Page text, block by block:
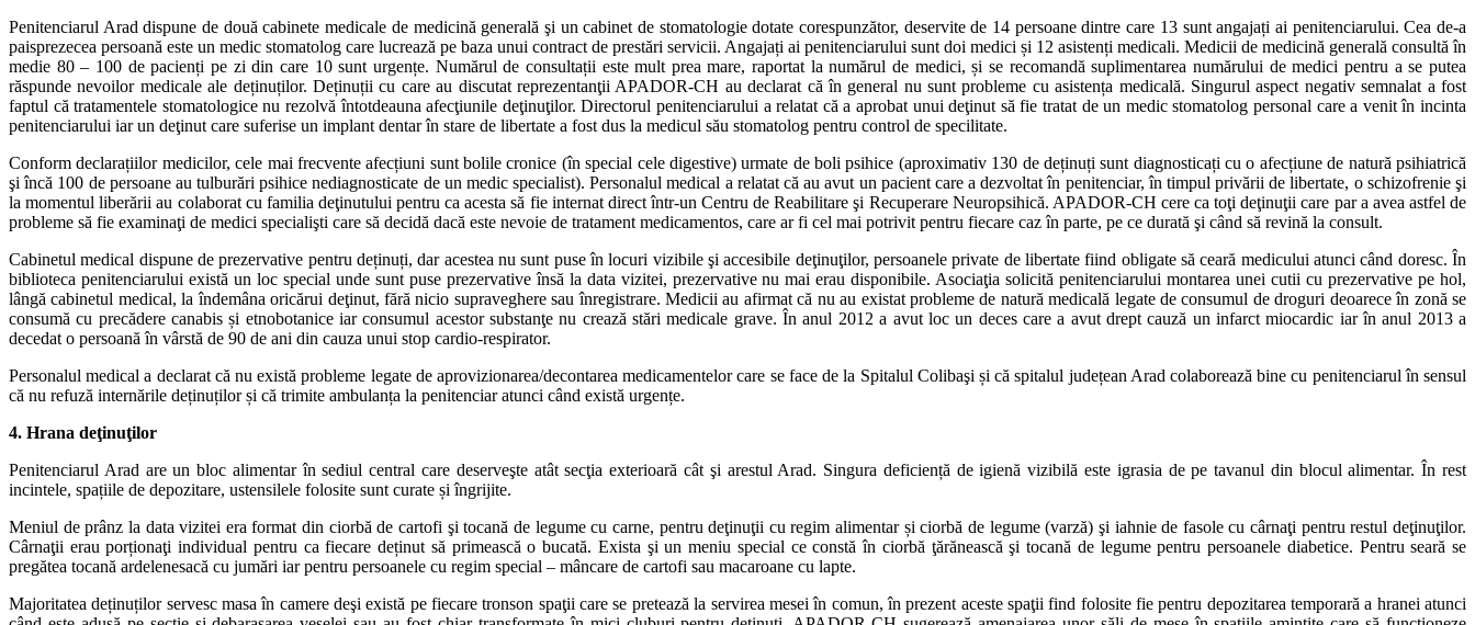
Penitenciarul Arad dispune de două cabinete medicale de medicină generală şi un cabinet de stomatologie dotate corespunzător, deservite de 14 persoane dintre care 13 sunt angajați ai penitenciarului. Cea de-a
paisprezecea persoană este un medic stomatolog care lucrează pe baza unui contract de prestări servicii. Angajați ai penitenciarului sunt doi medici și 12 asistenți medicali. Medicii de medicină generală consultă în
medie 80 – 100 de pacienți pe zi din care 10 sunt urgențe. Numărul de consultații este mult prea mare, raportat la numărul de medici, și se recomandă suplimentarea numărului de medici pentru a se putea
răspunde nevoilor medicale ale deținuților. Deținuții cu care au discutat reprezentanţii APADOR-CH au declarat că în general nu sunt probleme cu asistența medicală. Singurul aspect negativ semnalat a fost
faptul că tratamentele stomatologice nu rezolvă întotdeauna afecţiunile deţinuţilor. Directorul penitenciarului a relatat că a aprobat unui deţinut să fie tratat de un medic stomatolog personal care a venit în incinta
penitenciarului iar un deţinut care suferise un implant dentar în stare de libertate a fost dus la medicul său stomatolog pentru control de specilitate.
Conform declarațiilor medicilor, cele mai frecvente afecțiuni sunt bolile cronice (în special cele digestive) urmate de boli psihice (aproximativ 130 de deținuți sunt diagnosticați cu o afecțiune de natură psihiatrică
şi încă 100 de persoane au tulburări psihice nediagnosticate de un medic specialist). Personalul medical a relatat că au avut un pacient care a dezvoltat în penitenciar, în timpul privării de libertate, o schizofrenie şi
la momentul liberării au colaborat cu familia deţinutului pentru ca acesta să fie internat direct într-un Centru de Reabilitare şi Recuperare Neuropsihică. APADOR-CH cere ca toţi deţinuţii care par a avea astfel de
probleme să fie examinaţi de medici specialişti care să decidă dacă este nevoie de tratament medicamentos, care ar fi cel mai potrivit pentru fiecare caz în parte, pe ce durată şi când să revină la consult.
Cabinetul medical dispune de prezervative pentru deținuți, dar acestea nu sunt puse în locuri vizibile şi accesibile deţinuţilor, persoanele private de libertate fiind obligate să ceară medicului atunci când doresc. În
biblioteca penitenciarului există un loc special unde sunt puse prezervative însă la data vizitei, prezervative nu mai erau disponibile. Asociaţia solicită penitenciarului montarea unei cutii cu prezervative pe hol,
lângă cabinetul medical, la îndemâna oricărui deţinut, fără nicio supraveghere sau înregistrare. Medicii au afirmat că nu au existat probleme de natură medicală legate de consumul de droguri deoarece în zonă se
consumă cu precădere canabis și etnobotanice iar consumul acestor substanţe nu crează stări medicale grave. În anul 2012 a avut loc un deces care a avut drept cauză un infarct miocardic iar în anul 2013 a
decedat o persoană în vârstă de 90 de ani din cauza unui stop cardio-respirator.
Personalul medical a declarat că nu există probleme legate de aprovizionarea/decontarea medicamentelor care se face de la Spitalul Colibaşi și că spitalul județean Arad colaborează bine cu penitenciarul în sensul
că nu refuză internările deținuților și că trimite ambulanța la penitenciar atunci când există urgențe.
4. Hrana deţinuţilor
Penitenciarul Arad are un bloc alimentar în sediul central care deserveşte atât secţia exterioară cât şi arestul Arad. Singura deficiență de igienă vizibilă este igrasia de pe tavanul din blocul alimentar. În rest
incintele, spațiile de depozitare, ustensilele folosite sunt curate și îngrijite.
Meniul de prânz la data vizitei era format din ciorbă de cartofi şi tocană de legume cu carne, pentru deţinuţii cu regim alimentar și ciorbă de legume (varză) şi iahnie de fasole cu cârnaţi pentru restul deţinuţilor.
Cârnaţii erau porționaţi individual pentru ca fiecare deținut să primească o bucată. Exista şi un meniu special ce constă în ciorbă ţărănească şi tocană de legume pentru persoanele diabetice. Pentru seară se
pregătea tocană ardelenesacă cu jumări iar pentru persoanele cu regim special – mâncare de cartofi sau macaroane cu lapte.
Majoritatea deținuților servesc masa în camere deşi există pe fiecare tronson spaţii care se pretează la servirea mesei în comun, în prezent aceste spaţii find folosite fie pentru depozitarea temporară a hranei atunci